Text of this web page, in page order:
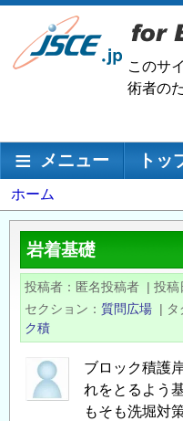
メ
ン
移
このサ
術者の
メインナビゲーション
メニュー トッ
パ
ン
く
ず
ホーム
岩着基礎
投稿者 匿名投稿者 | 投稿
セクション
質問広場 | タ
ク積
ブロック積護
れをとるよう
もそも洗堀対